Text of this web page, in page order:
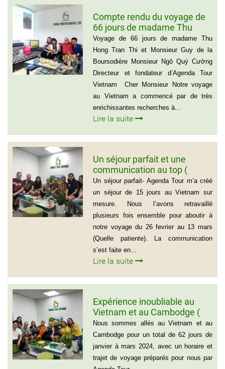
Compte rendu du voyage de
66 jours de madame Thu
Hong Tran Thi et Monsieur
Guy de la Boursodière
Voyage de 66 jours de madame Thu
Hong Tran Thi et Monsieur Guy de la
Boursodière Monsieur Ngô Quý Cường
Directeur et fondateur d’Agenda Tour
Vietnam Cher Monsieur Notre voyage
au Vietnam a commencé par de très
enrichissantes recherches à...
Lire la suite
Un séjour parfait et une
communication au top (
Groupe de la famille de Mr
PASCAL CESCON)
Un séjour parfait- Agenda Tour m’a créé
un séjour de 15 jours au Vietnam sur
mesure. Nous l’avons retravaillé
plusieurs fois ensemble pour aboutir à
notre voyage du 26 fevrier au 13 mars
(Quelle patiente). La communication
s’est faite en...
Lire la suite
Expérience inoubliable au
Vietnam et au Cambodge (
Groupe de monsieur Jean
Pierre Lapointe)
Nous sommes allés au Vietnam et au
Cambodge pour un total de 62 jours de
janvier à mars 2024, avec un horaire et
trajet de voyage préparés pour nous par